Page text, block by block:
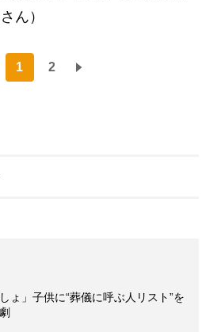
ん）
1 2
ょ」子供に“葬儀に呼ぶ人リスト”を